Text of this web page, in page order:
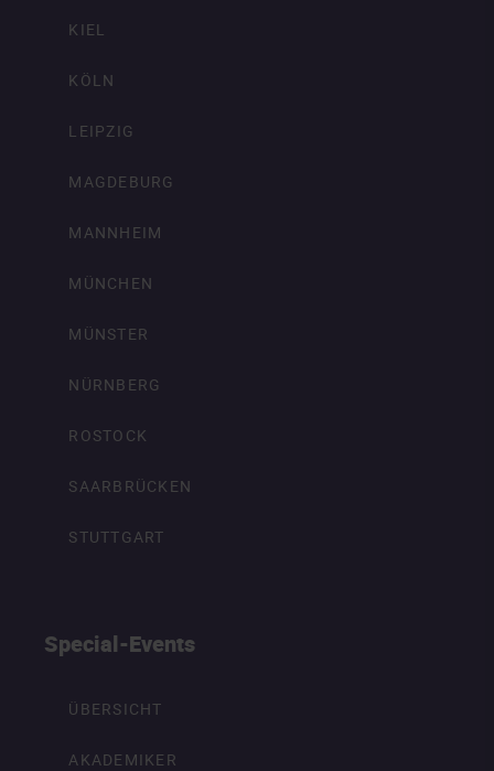
KIEL
KÖLN
LEIPZIG
MAGDEBURG
MANNHEIM
MÜNCHEN
MÜNSTER
NÜRNBERG
ROSTOCK
SAARBRÜCKEN
STUTTGART
Special-Events
ÜBERSICHT
AKADEMIKER